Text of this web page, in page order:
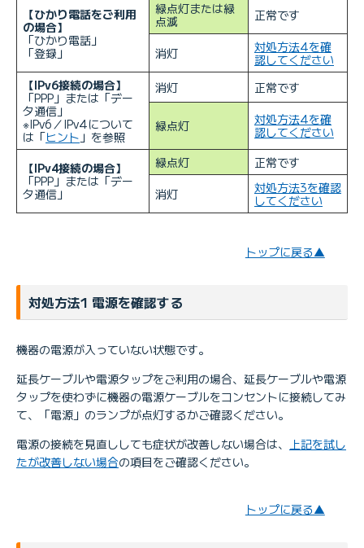
【ひかり電話をご利用
の場合】
「ひかり電話」
「登録」
緑点灯または緑
点滅
正常です
消灯
対処方法4を確
認してください
【IPv6接続の場合】
「PPP」または「デー
タ通信」
※IPv6／IPv4について
は「ヒント 」を参照
消灯 正常です
緑点灯
対処方法4を確
認してください
【IPv4接続の場合】
「PPP」または「デー
タ通信」
緑点灯
正常です
消灯
対処方法3を確認
してください
トップに戻る▲
対処方法1 電源を確認する
機器の電源が入っていない状態です。
延長ケーブルや電源タップをご利用の場合、延長ケーブルや電源
タップを使わずに機器の電源ケーブルをコンセントに接続してみ
て、「電源」のランプが点灯するかご確認ください。
電源の接続を見直ししても症状が改善しない場合は、
上記を試し
たが改善しない場合の項目をご確認ください。
トップに戻る▲